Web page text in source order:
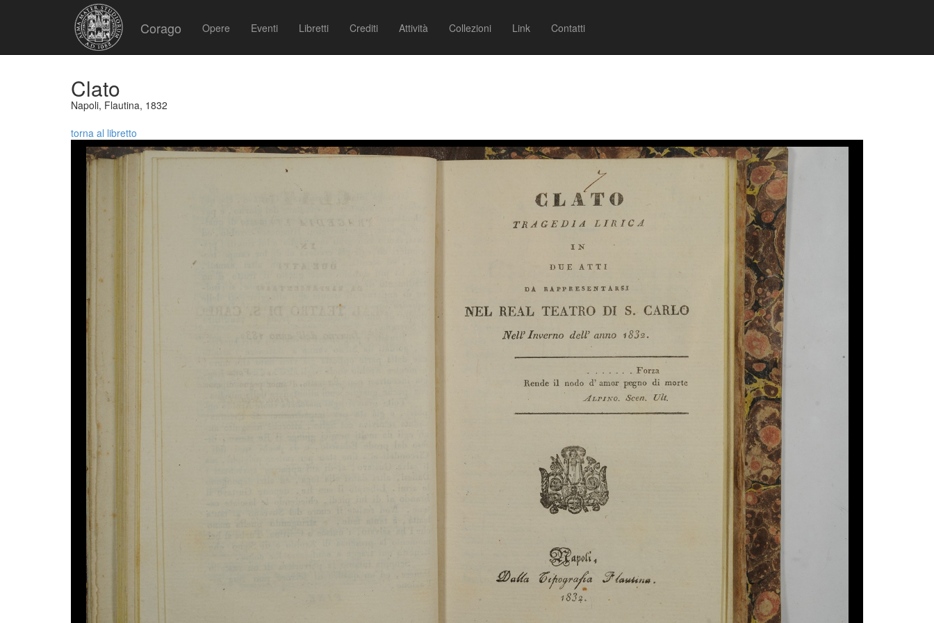
Corago Opere Eventi Libretti Crediti Attività Collezioni Link Contatti
Clato
Napoli, Flautina, 1832
torna al libretto